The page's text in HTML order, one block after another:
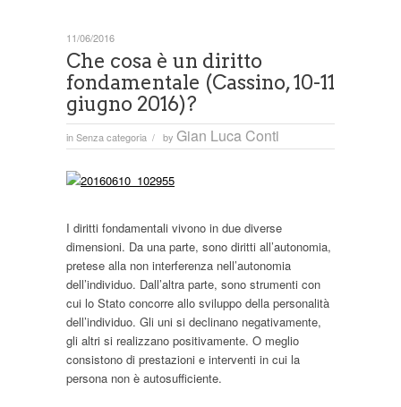
Che cosa è un diritto
fondamentale (Cassino, 10-11
giugno 2016)?
inSenza categoria / by Gian Luca Conti
11/06/2016
I diritti fondamentali vivono in due diverse
dimensioni. Da una parte, sono diritti all’autonomia,
pretese alla non interferenza nell’autonomia
dell’individuo. Dall’altra parte, sono strumenti con
cui lo Stato concorre allo sviluppo della personalità
dell’individuo. Gli uni si declinano negativamente,
gli altri si realizzano positivamente. O meglio
consistono di prestazioni e interventi in cui la
persona non è autosufficiente.